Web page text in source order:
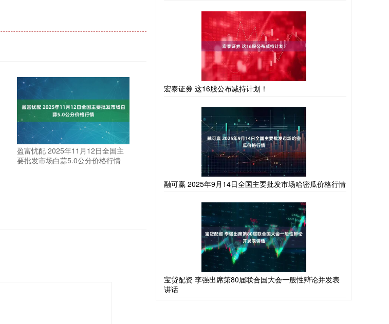
盈富忧配 2025年11月12日全国主
要批发市场白蒜5.0公分价格行情
宏泰证券 这16股公布减持计划！
融可赢 2025年9月14日全国主要批发市场哈密瓜价格行情
宝贷配资 李强出席第80届联合国大会一般性辩论并发表
讲话